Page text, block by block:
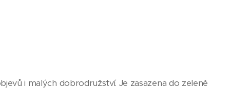
i malých dobrodružství. Je zasazena do zeleně